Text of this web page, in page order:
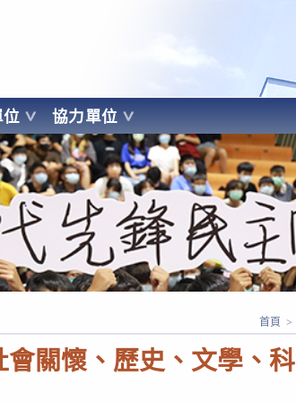
位 協力單位
關懷、歷史、文學、科
首頁 >